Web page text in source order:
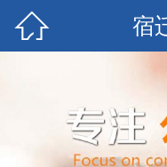
 宿